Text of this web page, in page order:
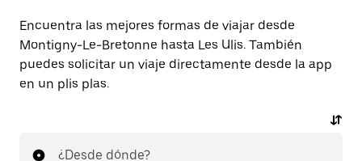
Encuentra las mejores formas de viajar desde
Montigny-Le-Bretonne hasta Les Ulis. También
puedes solicitar un viaje directamente desde la app
en un plis plas.
¿Desde dónde?